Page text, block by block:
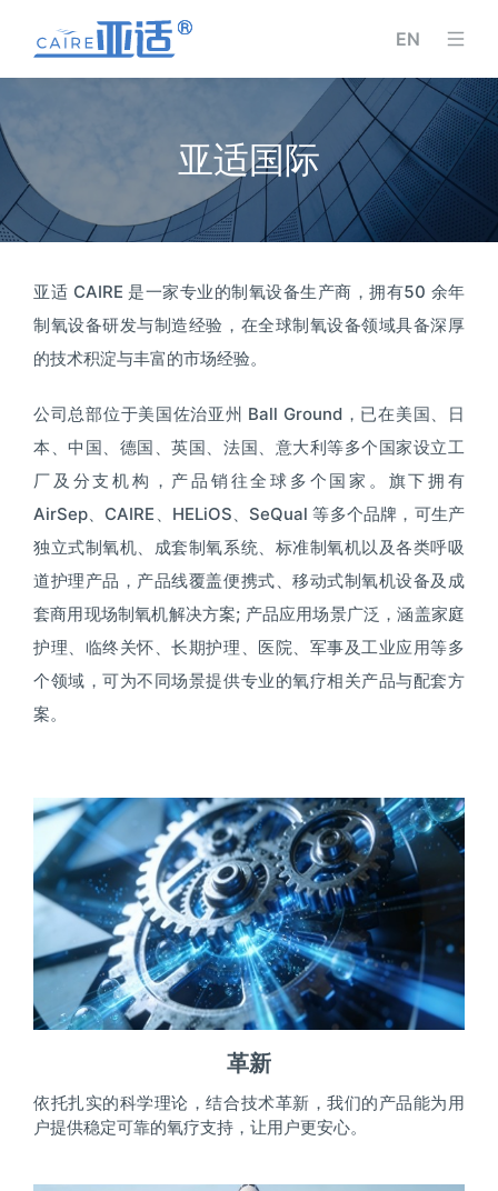
EN
亚适国际
亚适 CAIRE 是一家专业的制氧设备生产商，拥有50 余年
制氧设备研发与制造经验，在全球制氧设备领域具备深厚
的技术积淀与丰富的市场经验。
公司总部位于美国佐治亚州 Ball Ground，已在美国、日
本、中国、德国、英国、法国、意大利等多个国家设立工
厂及分支机构，产品销往全球多个国家。旗下拥有
AirSep、CAIRE、HELiOS、SeQual 等多个品牌，可生产
独立式制氧机、成套制氧系统、标准制氧机以及各类呼吸
道护理产品，产品线覆盖便携式、移动式制氧机设备及成
套商用现场制氧机解决方案; 产品应用场景广泛，涵盖家庭
护理、临终关怀、长期护理、医院、军事及工业应用等多
个领域，可为不同场景提供专业的氧疗相关产品与配套方
案。
革新
依托扎实的科学理论，结合技术革新，我们的产品能为用
户提供稳定可靠的氧疗支持，让用户更安心。